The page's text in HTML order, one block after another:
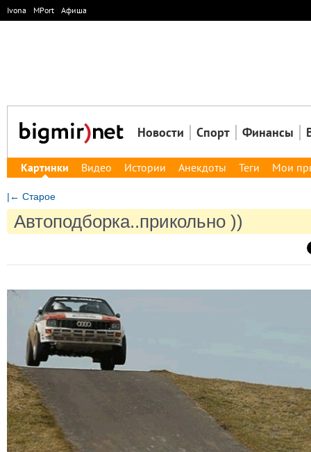
Ivona MPort Афиша
Новости Спорт Финансы
Картинки Видео Истории Анекдоты Теги Мои
|← Старое
Автоподборка..прикольно ))